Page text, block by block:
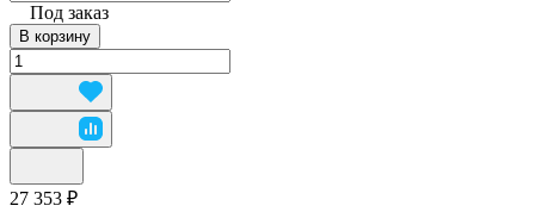
Под заказ
В корзину
27 353 ₽